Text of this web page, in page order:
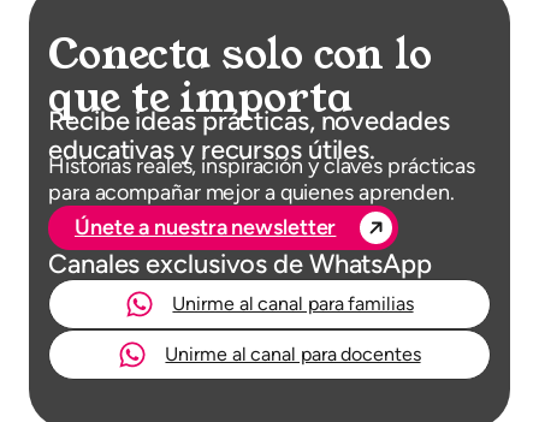
Conecta solo con lo
que te importa
Recibe ideas prácticas, novedades
educativas y recursos útiles.
Historias reales, inspiración y claves prácticas
para acompañar mejor a quienes aprenden.
Únete a nuestra newsletter
Canales exclusivos de WhatsApp
Unirme al canal para familias
Unirme al canal para docentes